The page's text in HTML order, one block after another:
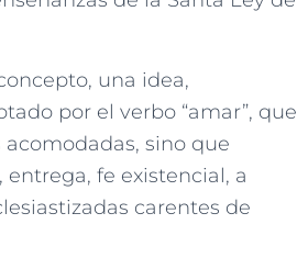
una idea,
por el verbo “amar”, que
sino que
fe existencial, a
carentes de